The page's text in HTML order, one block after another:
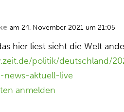
am 24. November 2021 um 21:05
hier liest sieht die Welt
politik/deutschland/
news-aktuell-live
anmelden